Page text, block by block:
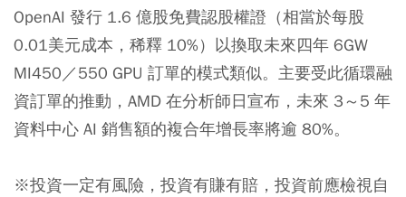
OpenAI 發行 1.6 億股免費認股權證（相當於每股
0.01美元成本，稀釋 10%）以換取未來四年 6GW
MI450／550 GPU 訂單的模式類似。主要受此循環融
資訂單的推動，AMD 在分析師日宣布，未來 3～5 年
資料中心 AI 銷售額的複合年增長率將逾 80%。
※投資一定有風險，投資有賺有賠，投資前應檢視自